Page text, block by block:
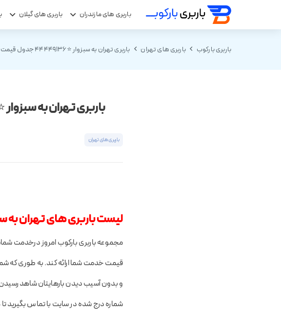
باربری های مازندران باربری های گیلان
باربری بارکوب باربری های تهران باربری تهران به سبزوار ⭐️44449136 جدول قیمت حمل بار به سبزوار
باربری تهران به سبزوار ⭐️44449136 جدول قیمت حمل بار به
باربری های تهران
لیست باربری های تهران به
مجموعه باربری بارکوب امروز درخدمت
قیمت خدمت شما ارائه کند. به طوری که
و بدون آسیب دیدن بارهایتان شاهد
شماره درج شده در سایت با تماس بگیرید